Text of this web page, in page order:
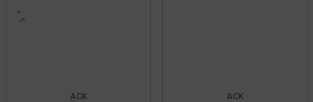
ACK
ACK